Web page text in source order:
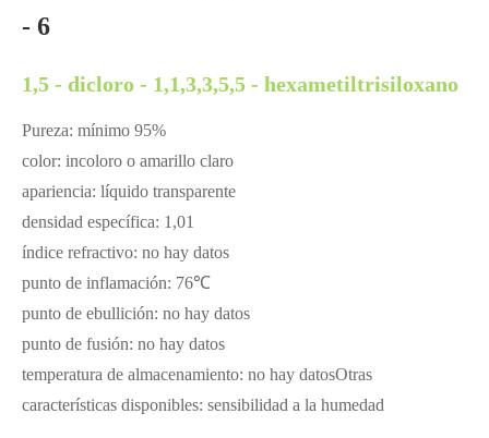
- 6
1,5 - dicloro - 1,1,3,3,5,5 - hexametiltrisiloxano
Pureza: mínimo 95%
color: incoloro o amarillo claro
apariencia: líquido transparente
densidad específica: 1,01
índice refractivo: no hay datos
punto de inflamación: 76℃
punto de ebullición: no hay datos
punto de fusión: no hay datos
temperatura de almacenamiento: no hay datosOtras
características disponibles: sensibilidad a la humedad